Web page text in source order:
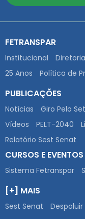
FETRANSPAR
Institucional Diretoria
25 Anos
Política de
PUBLICAÇÕES
Notícias Giro Pelo
Vídeos
PELT-2040
Relatório Sest Senat
CURSOS E EVENTOS
Sistema Fetranspar
[+] MAIS
Sest Senat Despoluir